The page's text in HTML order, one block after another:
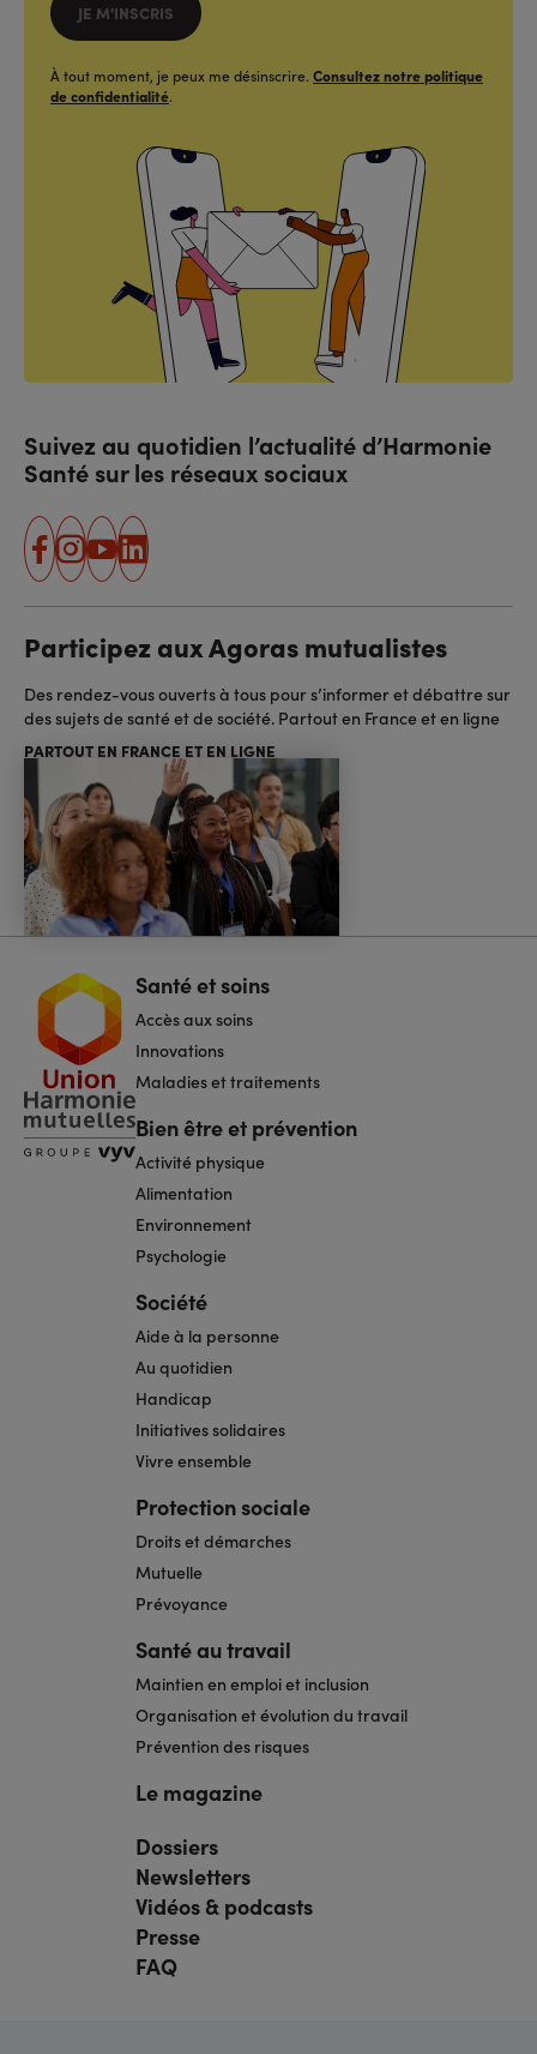
JE M'INSCRIS
À tout moment, je peux me désinscrire. Consultez notre politique
de confidentialité.
Suivez au quotidien l’actualité d’Harmonie
Santé sur les réseaux sociaux
facebook
instagram
youtube
linkedin
Participez aux Agoras mutualistes
Des rendez-vous ouverts à tous pour s’informer et débattre sur
des sujets de santé et de société. Partout en France et en ligne
PARTOUT EN FRANCE ET EN LIGNE
Navigation
pied
de
page
Santé et soins
Accès aux soins
Innovations
Maladies et traitements
Bien être et prévention
Activité physique
Alimentation
Environnement
Psychologie
Société
Aide à la personne
Au quotidien
Handicap
Initiatives solidaires
Vivre ensemble
Protection sociale
Droits et démarches
Mutuelle
Prévoyance
Santé au travail
Maintien en emploi et inclusion
Organisation et évolution du travail
Prévention des risques
Le magazine
Navigation
pied
de
page
bis
Dossiers
Newsletters
Vidéos & podcasts
Presse
FAQ